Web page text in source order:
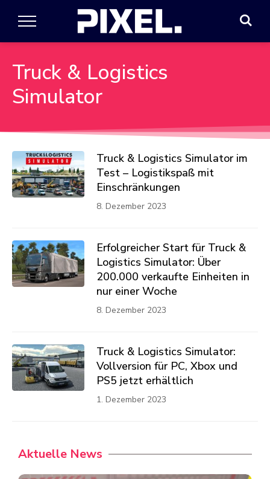
Truck & Logistics
Simulator
Truck & Logistics Simulator im
Test – Logistikspaß mit
Einschränkungen
8. Dezember 2023
Erfolgreicher Start für Truck &
Logistics Simulator: Über
200.000 verkaufte Einheiten in
nur einer Woche
8. Dezember 2023
Truck & Logistics Simulator:
Vollversion für PC, Xbox und
PS5 jetzt erhältlich
1. Dezember 2023
Aktuelle News